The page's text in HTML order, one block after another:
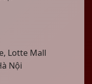
Lotte Mall
Nội